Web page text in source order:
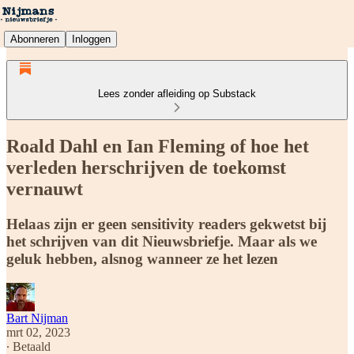
Abonneren Inloggen
Lees zonder afleiding op Substack
Roald Dahl en Ian Fleming of hoe het
verleden herschrijven de toekomst
vernauwt
Helaas zijn er geen sensitivity readers gekwetst bij
het schrijven van dit Nieuwsbriefje. Maar als we
geluk hebben, alsnog wanneer ze het lezen
Bart Nijman
mrt 02, 2023
∙ Betaald